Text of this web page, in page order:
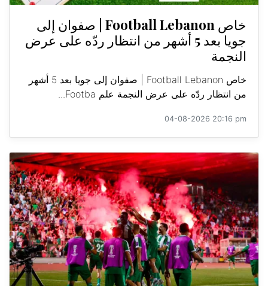
خاص Football Lebanon | صفوان إلى
جويا بعد 5 أشهر من انتظار ردّه على عرض
النجمة
خاص Football Lebanon | صفوان إلى جويا بعد 5 أشهر
من انتظار ردّه على عرض النجمة علم Footba...
04-08-2026 20:16 pm